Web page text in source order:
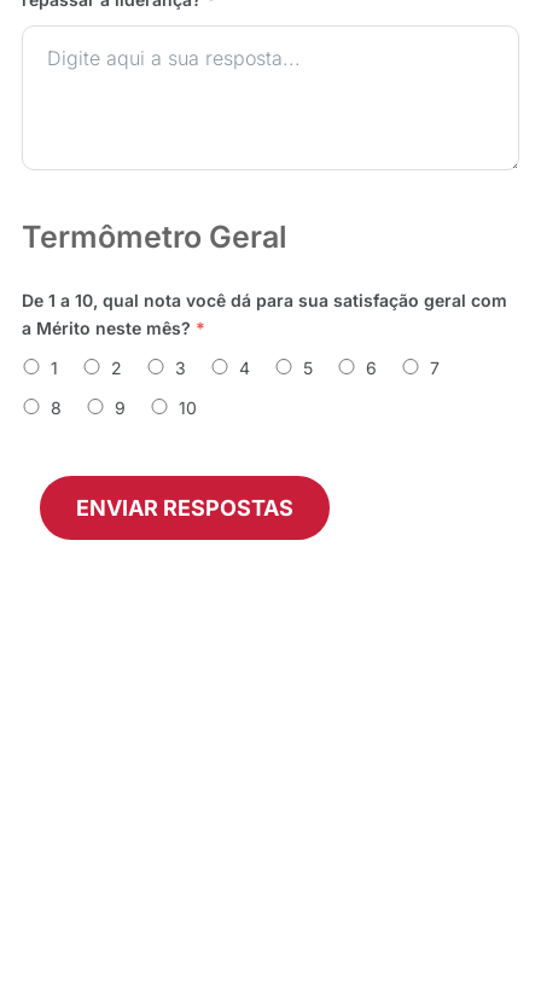
Termômetro Geral
De 1 a 10, qual nota você dá para sua satisfação geral com
a Mérito neste mês? *
1
2 3 4 5 6
7
8
9 10
ENVIAR RESPOSTAS